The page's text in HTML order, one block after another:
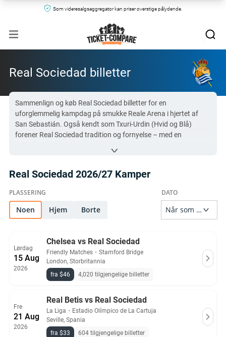
Som videresalgsaggregator kan priser overstige pålydende.
Real Sociedad billetter
Sammenlign og køb Real Sociedad billetter for en
uforglemmelig kampdag på smukke Reale Arena i hjertet af
San Sebastián. Også kendt som Txuri-Urdin (Hvid og Blå)
forener Real Sociedad tradition og fornyelse – med en
som Antoine Griezmann og Mikel Oyarzabal, er klubben et
Alle Real Sociedad billetter på Ticket-Compare.com er ekte
Real Sociedad 2026/27 Kamper
Noen Hjem Borte
Lørdag
15 Aug
2026
Chelsea vs Real Sociedad
Friendly Matches ・ Stamford Bridge
London, Storbritannia
fra $46
4,020 tilgjengelige billetter
Fre
21 Aug
2026
Real Betis vs Real Sociedad
La Liga ・ Estadio Olímpico de La Cartuja
Seville, Spania
fra $33
604 tilgjengelige billetter